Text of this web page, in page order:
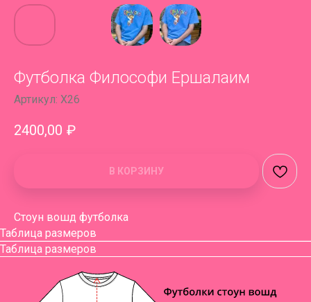
Футболка Философи Ершалаим
Артикул: X26
2400,00 ₽
В КОРЗИНУ
Стоун вошд футболка
Таблица размеров
Таблица размеров